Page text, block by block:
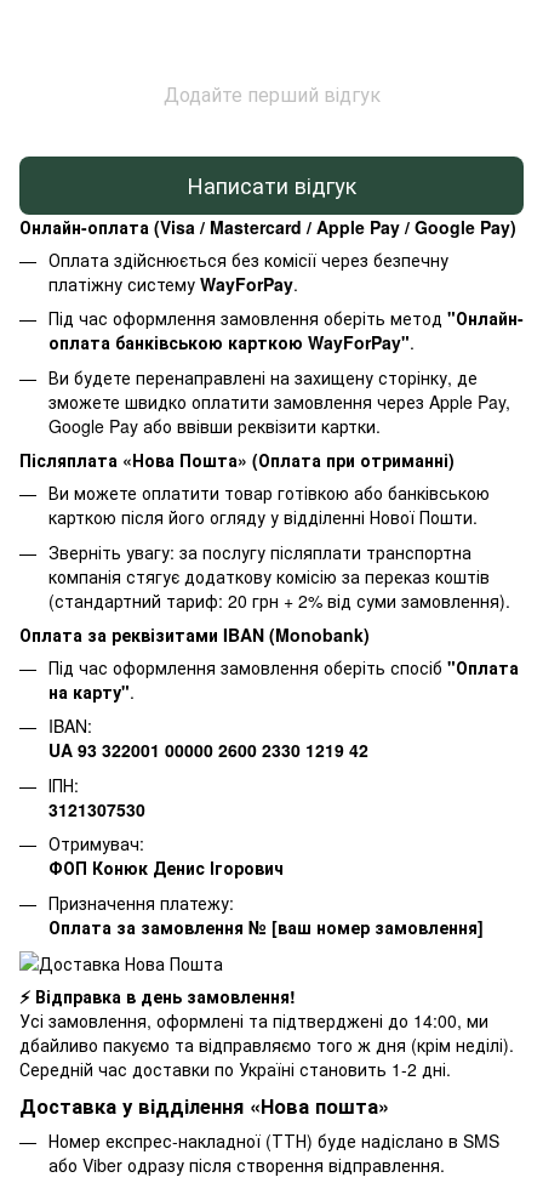
Додайте перший відгук
Написати відгук
Онлайн-оплата (Visa / Mastercard / Apple Pay / Google Pay)
Оплата здійснюється без комісії через безпечну
платіжну систему WayForPay.
Під час оформлення замовлення оберіть метод "Онлайн-
оплата банківською карткою WayForPay".
Ви будете перенаправлені на захищену сторінку, де
зможете швидко оплатити замовлення через Apple Pay,
Google Pay або ввівши реквізити картки.
Післяплата «Нова Пошта» (Оплата при отриманні)
Ви можете оплатити товар готівкою або банківською
карткою після його огляду у відділенні Нової Пошти.
Зверніть увагу: за послугу післяплати транспортна
компанія стягує додаткову комісію за переказ коштів
(стандартний тариф: 20 грн + 2% від суми замовлення).
Оплата за реквізитами IBAN (Monobank)
Під час оформлення замовлення оберіть спосіб "Оплата
на карту".
IBAN:
UA 93 322001 00000 2600 2330 1219 42
ІПН:
3121307530
Отримувач:
ФОП Конюк Денис Ігорович
Призначення платежу:
Оплата за замовлення № [ваш номер замовлення]
⚡ Відправка в день замовлення!
Усі замовлення, оформлені та підтверджені до 14:00, ми
дбайливо пакуємо та відправляємо того ж дня (крім неділі).
Середній час доставки по Україні становить 1-2 дні.
Доставка у відділення «Нова пошта»
Номер експрес-накладної (ТТН) буде надіслано в SMS
або Viber одразу після створення відправлення.